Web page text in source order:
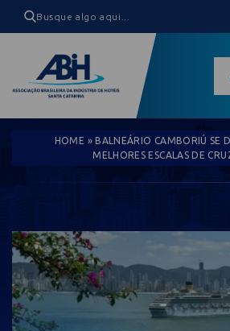
HOME »BALNEÁRIO CAMBORIÚ SE
MELHORES ESCALAS DE